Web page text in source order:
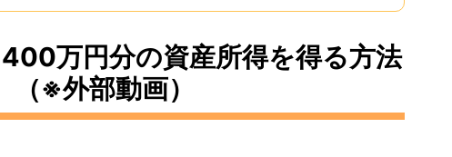
万円分の資産所得を得る方法
※外部動画）